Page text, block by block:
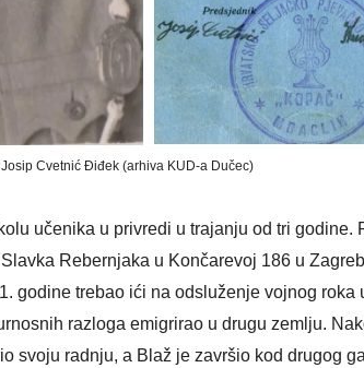
Josip Cvetnić Điđek (arhiva KUD-a Dučec)
učenika u privredi u trajanju od tri godine.
Rebernjaka u Končarevoj 186 u
godine trebao ići na odsluženje vojnog roka
razloga emigrirao u drugu zemlju.
svoju radnju, a Blaž je završio kod drugog